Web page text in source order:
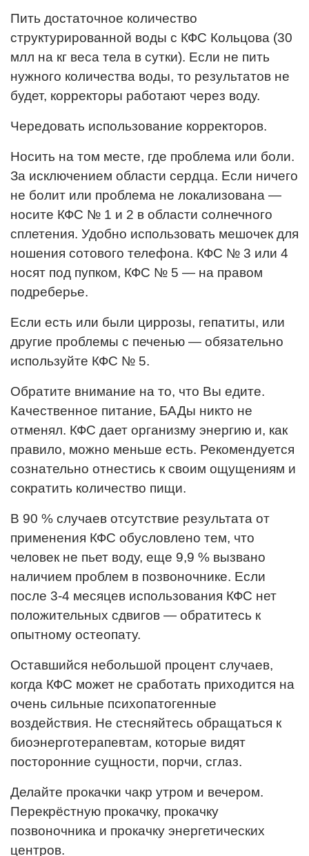
Пить достаточное количество
структурированной воды с КФС Кольцова (30
млл на кг веса тела в сутки). Если не пить
нужного количества воды, то результатов не
будет, корректоры работают через воду.
Чередовать использование корректоров.
Носить на том месте, где проблема или боли.
За исключением области сердца. Если ничего
не болит или проблема не локализована —
носите КФС № 1 и 2 в области солнечного
сплетения. Удобно использовать мешочек для
ношения сотового телефона. КФС № 3 или 4
носят под пупком, КФС № 5 — на правом
подреберье.
Если есть или были циррозы, гепатиты, или
другие проблемы с печенью — обязательно
используйте КФС № 5.
Обратите внимание на то, что Вы едите.
Качественное питание, БАДы никто не
отменял. КФС дает организму энергию и, как
правило, можно меньше есть. Рекомендуется
сознательно отнестись к своим ощущениям и
сократить количество пищи.
В 90 % случаев отсутствие результата от
применения КФС обусловлено тем, что
человек не пьет воду, еще 9,9 % вызвано
наличием проблем в позвоночнике. Если
после 3-4 месяцев использования КФС нет
положительных сдвигов — обратитесь к
опытному остеопату.
Оставшийся небольшой процент случаев,
когда КФС может не сработать приходится на
очень сильные психопатогенные
воздействия. Не стесняйтесь обращаться к
биоэнерготерапевтам, которые видят
посторонние сущности, порчи, сглаз.
Делайте прокачки чакр утром и вечером.
Перекрёстную прокачку, прокачку
позвоночника и прокачку энергетических
центров.